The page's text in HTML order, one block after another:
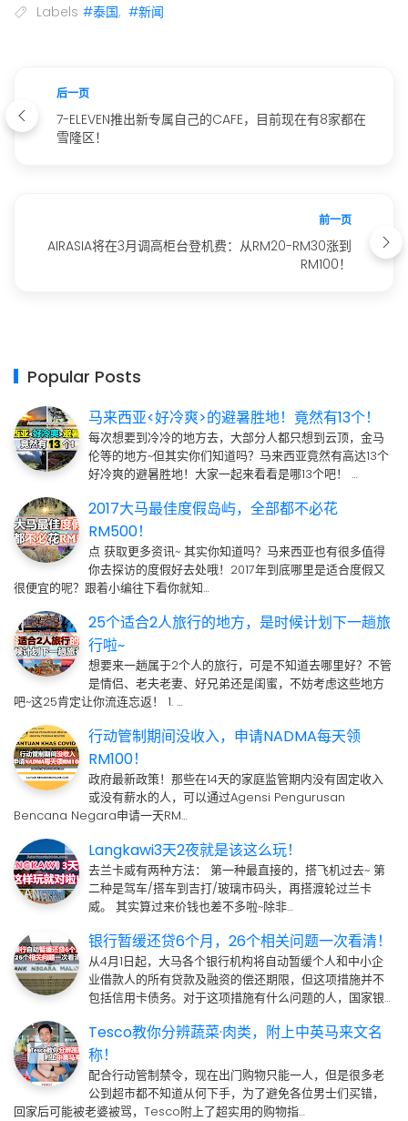
Labels #泰国, #新闻
后一页
7-ELEVEN推出新专属自己的CAFE，目前现在有8家都在
雪隆区！
前一页
AIRASIA将在3月调高柜台登机费：从RM20-RM30涨到
RM100！
Popular Posts
马来西亚<好冷爽>的避暑胜地！竟然有13个！
每次想要到冷冷的地方去，大部分人都只想到云顶，金马
伦等的地方~但其实你们知道吗？马来西亚竟然有高达13个
好冷爽的避暑胜地！大家一起来看看是哪13个吧！ …
2017大马最佳度假岛屿，全部都不必花
RM500！
点 获取更多资讯~ 其实你知道吗？马来西亚也有很多值得
你去探访的度假好去处哦！2017年到底哪里是适合度假又
很便宜的呢？跟着小编往下看你就知…
25个适合2人旅行的地方，是时候计划下一趟旅
行啦~
想要来一趟属于2个人的旅行，可是不知道去哪里好？不管
是情侣、老夫老妻、好兄弟还是闺蜜，不妨考虑这些地方
吧~这25肯定让你流连忘返！ 1. …
行动管制期间没收入，申请NADMA每天领
RM100！
政府最新政策！那些在14天的家庭监管期内没有固定收入
或没有薪水的人，可以通过Agensi Pengurusan
Bencana Negara申请一天RM…
Langkawi3天2夜就是该这么玩！
去兰卡威有两种方法： 第一种最直接的，搭飞机过去~ 第
二种是驾车/搭车到吉打/玻璃市码头，再搭渡轮过兰卡
威。 其实算过来价钱也差不多啦~除非…
银行暂缓还贷6个月，26个相关问题一次看清！
从4月1日起，大马各个银行机构将自动暂缓个人和中小企
业借款人的所有贷款及融资的偿还期限，但这项措施并不
包括信用卡债务。对于这项措施有什么问题的人，国家银…
Tesco教你分辨蔬菜·肉类，附上中英马来文名
称！
配合行动管制禁令，现在出门购物只能一人，但是很多老
公到超市都不知道从何下手，为了避免各位男士们买错，
回家后可能被老婆被骂，Tesco附上了超实用的购物指…